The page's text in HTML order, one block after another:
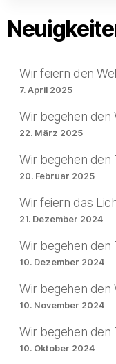
Wir feiern den
7. April 2025
Wir begehen den
22. März 2025
Wir begehen den
20. Februar 2025
Wir feiern das
21. Dezember 2024
Wir begehen den
10. Dezember 2024
Wir begehen den
10. November 2024
Wir begehen den
10. Oktober 2024